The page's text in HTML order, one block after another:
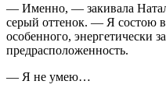
— Именно, — закивала
серый оттенок. — Я состою
особенного, энергетически
предрасположенность.
— Я не умею…